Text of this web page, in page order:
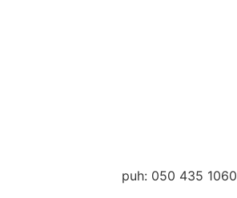
puh: 050 435 1060